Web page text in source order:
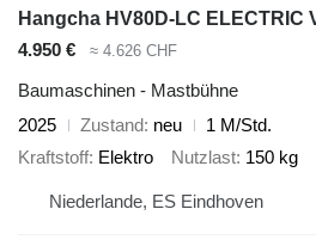
4.950 € ≈ 4.626 CHF
Baumaschinen - Mastbühne
2025
Zustand neu
1 M/Std.
Kraftstoff Elektro Nutzlast 150 kg
Niederlande, ES Eindhoven